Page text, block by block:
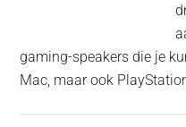
gaming-speakers die je
Mac, maar ook